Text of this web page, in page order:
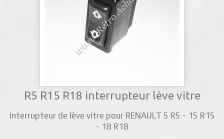
R5 R15 R18 interrupteur lève vitre
Interrupteur de lève vitre pour RENAULT 5 R5 - 15 R15
- 18 R18